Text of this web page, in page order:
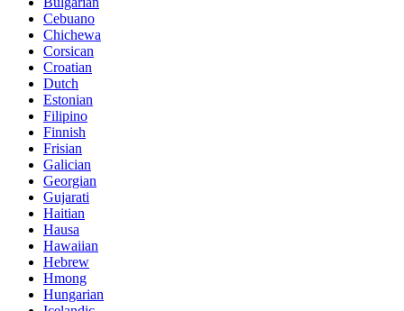
Cebuano
Chichewa
Corsican
Croatian
Dutch
Estonian
Filipino
Finnish
Frisian
Galician
Georgian
Gujarati
Haitian
Hausa
Hawaiian
Hebrew
Hmong
Hungarian